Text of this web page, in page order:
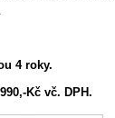
4 roky.
Kč vč. DPH.